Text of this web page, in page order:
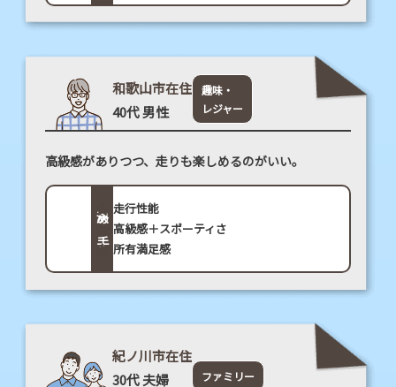
和歌山市在住
40代 男性
趣味・
レジャー
高級感がありつつ、走りも楽しめるのがいい。
決め手
走行性能
高級感＋スポーティさ
所有満足感
紀ノ川市在住
30代 夫婦
ファミリー